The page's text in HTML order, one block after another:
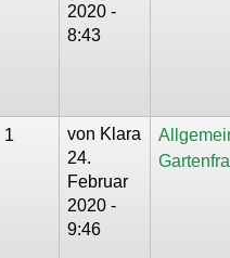
2020 -
8:43
1 von Klara
24.
Februar
2020 -
9:46